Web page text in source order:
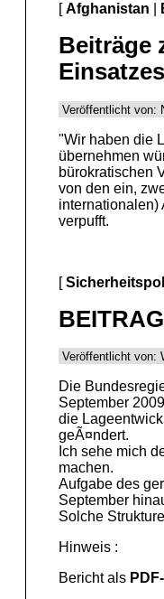
[Afghanistan
Beiträge
Veröffentlicht von:
"Wir haben die
übernehmen
bürokratischen
von den ein,
internationalen)
verpufft.
[
Veröffentlicht von:
Die
September
die
geÃ¤ndert.
Ich sehe mich
machen.
Aufgabe des
September
Solche
Hinweis :
Bericht als